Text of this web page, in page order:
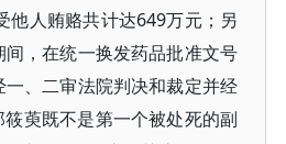
他人贿赂共计达649万元；另
，在统一换发药品批准文号
、二审法院判决和裁定并经
萸既不是第一个被处死的副